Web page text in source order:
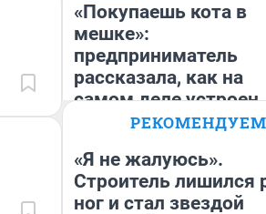
«Покупаешь кота в
мешке»:
предприниматель
рассказала, как на
самом деле устроен
бизнес со складами
Наталья Шорохова
Открыла кофейную точку
РЕКОМЕНДУЕМ
«Я не жалуюсь».
Строитель лишился
ног и стал звездой